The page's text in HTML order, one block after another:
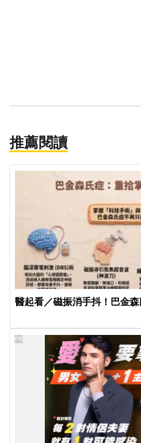
推薦閱讀
醫起看／磁振消手抖！巴金
PR